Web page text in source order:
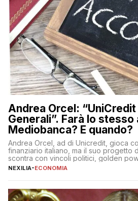
Andrea Orcel:
Generali”. Farà lo stesso
Mediobanca? E quando?
Andrea Orcel, ad di Unicredit, gioca
finanziario italiano, ma il suo progetto
scontra con vincoli politici, golden
protezionistiche. Orcel e la mossa su
NEXILIA-ECONOMIA